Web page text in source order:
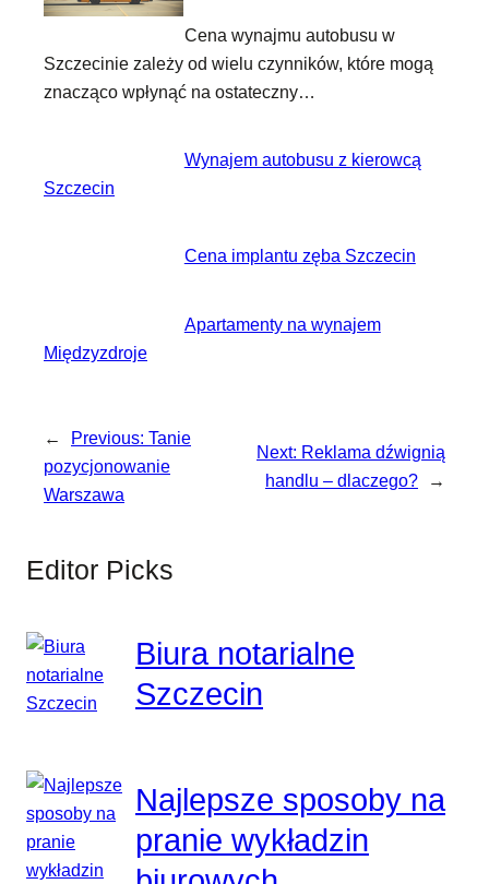
Cena wynajmu autobusu w
Szczecinie zależy od wielu czynników, które mogą
znacząco wpłynąć na ostateczny…
Wynajem autobusu z kierowcą
Szczecin
Cena implantu zęba Szczecin
Apartamenty na wynajem
Międzyzdroje
← Previous: Tanie
pozycjonowanie
Warszawa
Next: Reklama dźwignią
handlu – dlaczego?
→
Editor Picks
Biura notarialne
Szczecin
Najlepsze sposoby na
pranie wykładzin